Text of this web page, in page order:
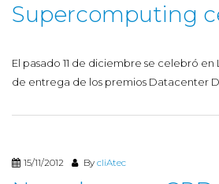
Supercomputing
El pasado 11 de diciembre se celebró
de entrega de los premios Datacenter
15/11/2012 BycliAtec